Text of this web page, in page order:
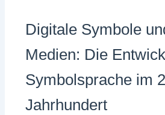
Digitale Symbole
Medien: Die
Symbolsprache im
Jahrhundert